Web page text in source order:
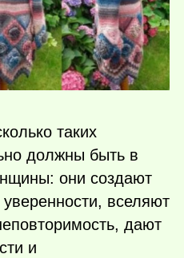
таких
должны быть в
они создают
вселяют
дают
и